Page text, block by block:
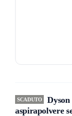
SCADUTO
aspirapolvere